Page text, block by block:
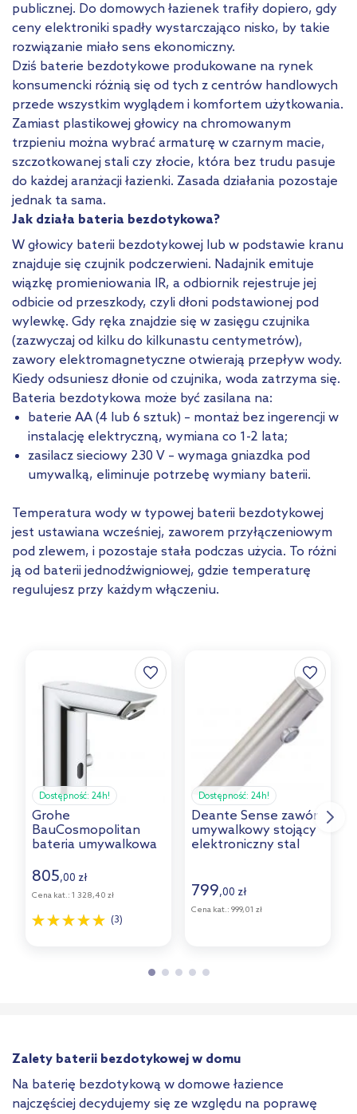
publicznej. Do domowych łazienek trafiły dopiero, gdy
ceny elektroniki spadły wystarczająco nisko, by takie
rozwiązanie miało sens ekonomiczny.
Dziś baterie bezdotykowe produkowane na rynek
konsumencki różnią się od tych z centrów handlowych
przede wszystkim wyglądem i komfortem użytkowania.
Zamiast plastikowej głowicy na chromowanym
trzpieniu można wybrać armaturę w czarnym macie,
szczotkowanej stali czy złocie, która bez trudu pasuje
do każdej aranżacji łazienki. Zasada działania pozostaje
jednak ta sama.
Jak działa bateria bezdotykowa?
W głowicy baterii bezdotykowej lub w podstawie kranu
znajduje się czujnik podczerwieni. Nadajnik emituje
wiązkę promieniowania IR, a odbiornik rejestruje jej
odbicie od przeszkody, czyli dłoni podstawionej pod
wylewkę. Gdy ręka znajdzie się w zasięgu czujnika
(zazwyczaj od kilku do kilkunastu centymetrów),
zawory elektromagnetyczne otwierają przepływ wody.
Kiedy odsuniesz dłonie od czujnika, woda zatrzyma się.
Bateria bezdotykowa może być zasilana na:
baterie AA (4 lub 6 sztuk) – montaż bez ingerencji w
instalację elektryczną, wymiana co 1-2 lata;
zasilacz sieciowy 230 V – wymaga gniazdka pod
umywalką, eliminuje potrzebę wymiany baterii.
Temperatura wody w typowej baterii bezdotykowej
jest ustawiana wcześniej, zaworem przyłączeniowym
pod zlewem, i pozostaje stała podczas użycia. To różni
ją od baterii jednodźwigniowej, gdzie temperaturę
regulujesz przy każdym włączeniu.
Dostępność:24h!
Grohe
BauCosmopolitan
bateria umywalkowa
chrom 36451000
805,00 zł
Cena kat.: 1 328,40 zł
(3)
Dostępność: 24h!
Deante Sense zawór
umywalkowy stojący
elektroniczny stal
799,00 zł
Cena kat.: 999,01 zł
Zalety baterii bezdotykowej w domu
Na baterię bezdotykową w domowe łazience
najczęściej decydujemy się ze względu na poprawę